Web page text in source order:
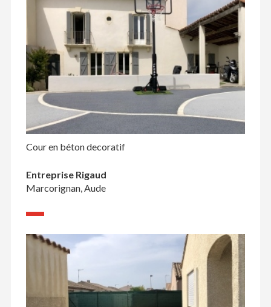
Cour en béton decoratif
Entreprise Rigaud
Marcorignan, Aude